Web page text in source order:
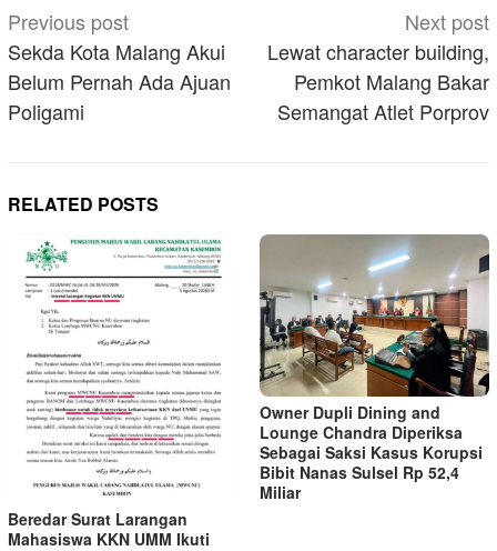
Post
navigation
Previous post
Sekda Kota Malang Akui
Belum Pernah Ada Ajuan
Poligami
Next post
Lewat character building,
Pemkot Malang Bakar
Semangat Atlet Porprov
RELATED POSTS
Beredar Surat Larangan
Mahasiswa KKN UMM Ikuti
Owner Dupli Dining and
Lounge Chandra Diperiksa
Sebagai Saksi Kasus Korupsi
Bibit Nanas Sulsel Rp 52,4
Miliar